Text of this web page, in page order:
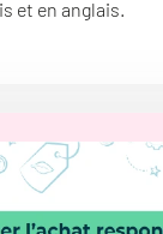
et en anglais.